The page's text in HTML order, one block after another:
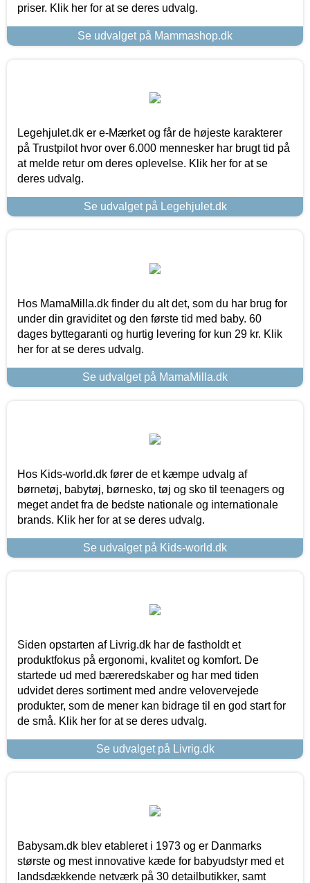
priser. Klik her for at se deres udvalg.
Se udvalget på Mammashop.dk
Legehjulet.dk er e-Mærket og får de højeste karakterer
på Trustpilot hvor over 6.000 mennesker har brugt tid på
at melde retur om deres oplevelse. Klik her for at se
deres udvalg.
Se udvalget på Legehjulet.dk
Hos MamaMilla.dk finder du alt det, som du har brug for
under din graviditet og den første tid med baby. 60
dages byttegaranti og hurtig levering for kun 29 kr. Klik
her for at se deres udvalg.
Se udvalget på MamaMilla.dk
Hos Kids-world.dk fører de et kæmpe udvalg af
børnetøj, babytøj, børnesko, tøj og sko til teenagers og
meget andet fra de bedste nationale og internationale
brands. Klik her for at se deres udvalg.
Se udvalget på Kids-world.dk
Siden opstarten af Livrig.dk har de fastholdt et
produktfokus på ergonomi, kvalitet og komfort. De
startede ud med bæreredskaber og har med tiden
udvidet deres sortiment med andre velovervejede
produkter, som de mener kan bidrage til en god start for
de små. Klik her for at se deres udvalg.
Se udvalget på Livrig.dk
Babysam.dk blev etableret i 1973 og er Danmarks
største og mest innovative kæde for babyudstyr med et
landsdækkende netværk på 30 detailbutikker, samt